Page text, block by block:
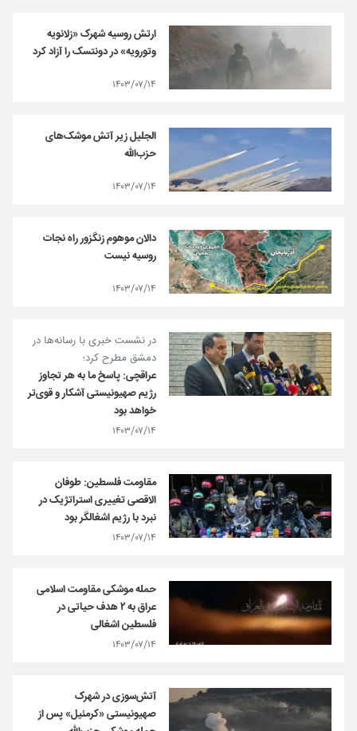
ارتش روسیه شهرک «زلانویه
وتورویه» در دونتسک را آزاد کرد
۱۴۰۳/۰۷/۱۴
الجلیل زیر آتش موشک‌های
حزب‌الله
۱۴۰۳/۰۷/۱۴
دالان موهوم زنگزور راه نجات
روسیه نیست
۱۴۰۳/۰۷/۱۴
در نشست خبری با رسانه‌ها در
دمشق مطرح کرد؛
عراقچی: پاسخ ما به هر تجاوز
رژیم صهیونیستی آشکار و قوی‌تر
خواهد بود
۱۴۰۳/۰۷/۱۴
مقاومت فلسطین: طوفان
الاقصی تغییری استراتژیک در
نبرد با رژیم اشغالگر بود
۱۴۰۳/۰۷/۱۴
حمله موشکی مقاومت اسلامی
عراق به ۲ هدف حیاتی در
فلسطین اشغالی
۱۴۰۳/۰۷/۱۴
آتش‌سوزی در شهرک
صهیونیستی «کرمئیل» پس از